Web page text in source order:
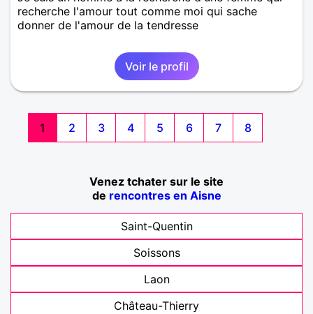
recherche l'amour tout comme moi qui sache
donner de l'amour de la tendresse
Voir le profil
1 2 3 4 5 6 7 8
Venez tchater sur le site
de rencontres en Aisne
Saint-Quentin
Soissons
Laon
Château-Thierry